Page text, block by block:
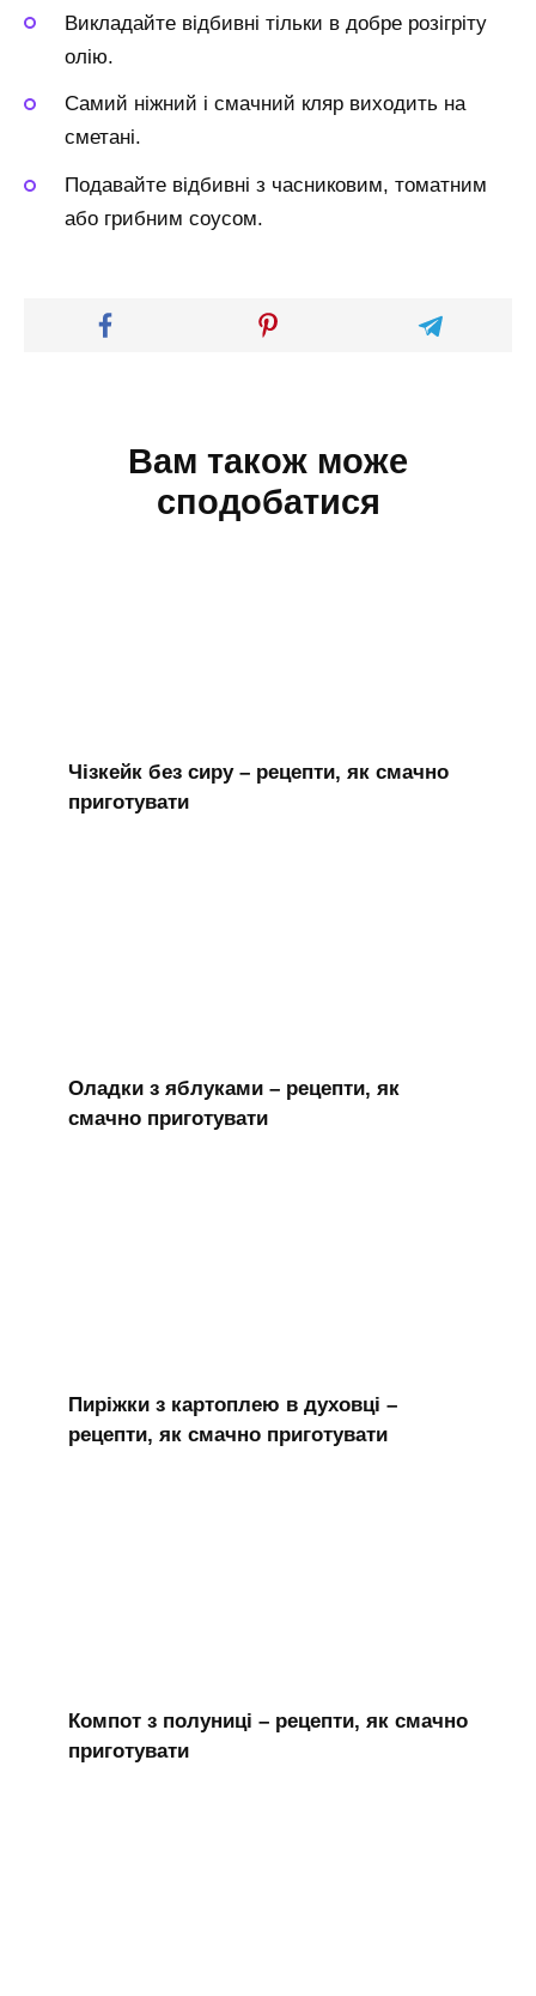
Викладайте відбивні тільки в добре розігріту
олію.
Самий ніжний і смачний кляр виходить на
сметані.
Подавайте відбивні з часниковим, томатним
або грибним соусом.
Вам також може
сподобатися
Чізкейк без сиру – рецепти, як смачно
приготувати
Оладки з яблуками – рецепти, як
смачно приготувати
Пиріжки з картоплею в духовці –
рецепти, як смачно приготувати
Компот з полуниці – рецепти, як смачно
приготувати